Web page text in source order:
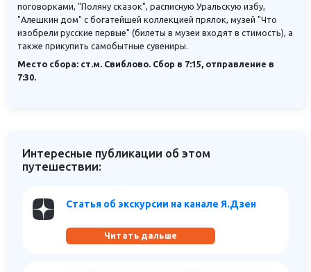
поговорками, "Поляну сказок", расписную Уральскую избу,
"Алешкин дом" с богатейшей коллекцией прялок, музей "Что
изобрели русские первые" (билеты в музеи входят в стимость), а
также прикупить самобытные сувениры.
Место сбора: ст.м. Свиблово. Сбор в 7:15, отправление в
7:30.
Интересные публикации об этом
путешествии:
Статья об экскурсии на канале Я.Дзен
Читать дальше